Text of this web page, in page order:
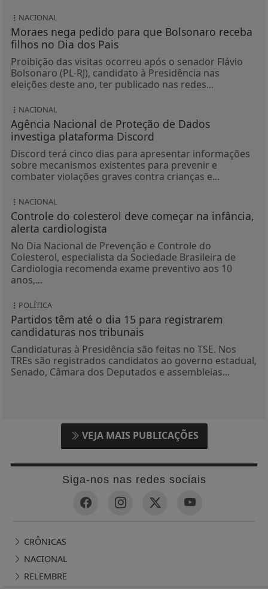
NACIONAL
Moraes nega pedido para que Bolsonaro receba
filhos no Dia dos Pais
Proibição das visitas ocorreu após o senador Flávio
Bolsonaro (PL-RJ), candidato à Presidência nas
eleições deste ano, ter publicado nas redes...
NACIONAL
Agência Nacional de Proteção de Dados
investiga plataforma Discord
Discord terá cinco dias para apresentar informações
sobre mecanismos existentes para prevenir e
combater violações graves contra crianças e...
NACIONAL
Controle do colesterol deve começar na infância,
alerta cardiologista
No Dia Nacional de Prevenção e Controle do
Colesterol, especialista da Sociedade Brasileira de
Cardiologia recomenda exame preventivo aos 10
anos,...
POLÍTICA
Partidos têm até o dia 15 para registrarem
candidaturas nos tribunais
Candidaturas à Presidência são feitas no TSE. Nos
TREs são registrados candidatos ao governo estadual,
Senado, Câmara dos Deputados e assembleias...
VEJA MAIS PUBLICAÇÕES
Siga-nos nas redes sociais
CRÔNICAS
NACIONAL
RELEMBRE